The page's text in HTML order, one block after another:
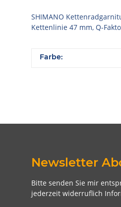
SHIMANO
Kettenlinie 47 mm, Q-
Farbe:
Newsletter
Bitte senden Sie mir
jederzeit widerruflich